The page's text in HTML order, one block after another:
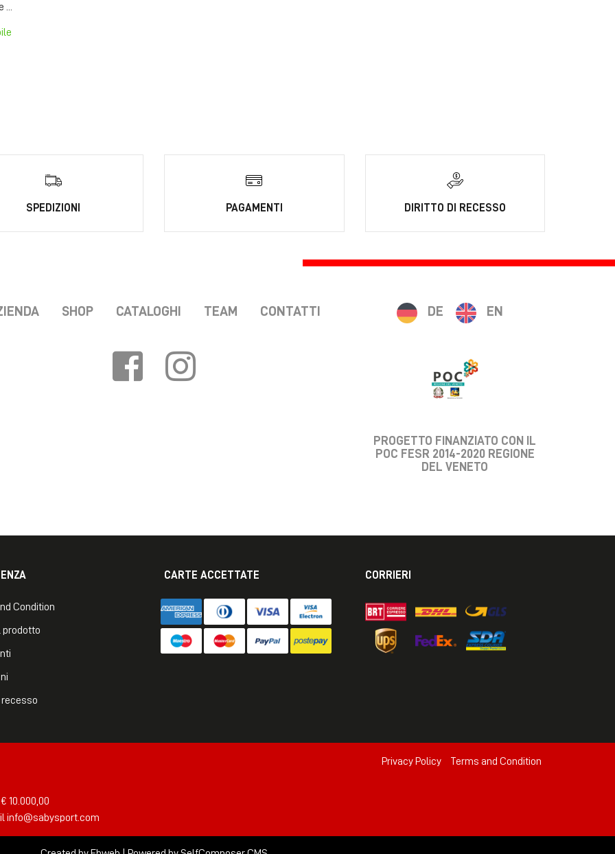
SPEDIZIONI PAGAMENTI DIRITTO DI RECESSO
SHOP CATALOGHI TEAM CONTATTI DE EN
PROGETTO FINANZIATO CON IL
POC FESR 2014-2020 REGIONE
DEL VENETO
Condition
prodotto
CARTE ACCETTATE CORRIERI
10.000,00
info@sabysport.com
Privacy Policy Terms and Condition